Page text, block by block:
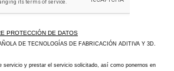
PROTECCIÓN DE DATOS
DE TECNOLOGÍAS DE FABRICACIÓN ADITIVA Y 3D.
servicio y prestar el servicio solicitado, así como ponernos en